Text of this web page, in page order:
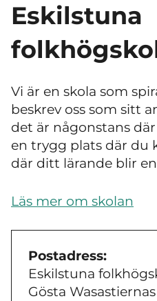
Eskilstuna
Vi är en skola som
beskrev oss som sitt
det är någonstans
en trygg plats där du
där ditt lärande blir
Läs mer om skolan
Postadress:
Eskilstuna
Gösta